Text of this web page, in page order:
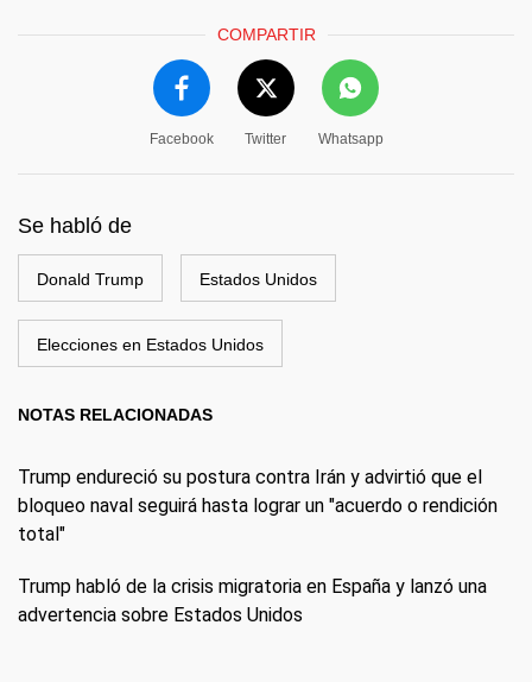
COMPARTIR
Facebook Twitter Whatsapp
Se habló de
Donald Trump Estados Unidos
Elecciones en Estados Unidos
NOTAS RELACIONADAS
Trump endureció su postura contra Irán y advirtió que el
bloqueo naval seguirá hasta lograr un "acuerdo o rendición
total"
Trump habló de la crisis migratoria en España y lanzó una
advertencia sobre Estados Unidos